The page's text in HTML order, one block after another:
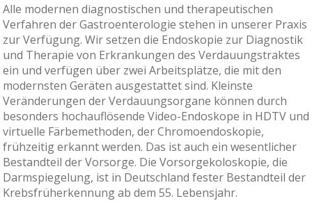
Alle modernen diagnostischen und therapeutischen
Verfahren der Gastroenterologie stehen in unserer Praxis
zur Verfügung. Wir setzen die Endoskopie zur Diagnostik
und Therapie von Erkrankungen des Verdauungstraktes
ein und verfügen über zwei Arbeitsplätze, die mit den
modernsten Geräten ausgestattet sind. Kleinste
Veränderungen der Verdauungsorgane können durch
besonders hochauflösende Video-Endoskope in HDTV und
virtuelle Färbemethoden, der Chromoendoskopie,
frühzeitig erkannt werden. Das ist auch ein wesentlicher
Bestandteil der Vorsorge. Die Vorsorgekoloskopie, die
Darmspiegelung, ist in Deutschland fester Bestandteil der
Krebsfrüherkennung ab dem 55. Lebensjahr.